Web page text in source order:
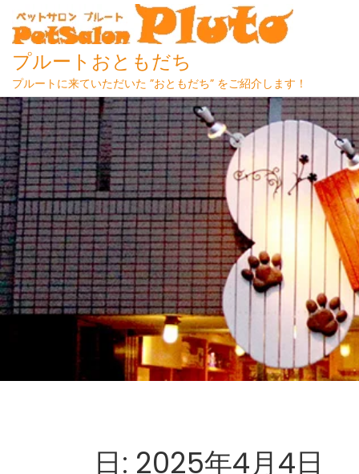
Skip
to
content
プルートおともだち
プルートに来ていただいた ”おともだち” をご紹介します！
日: 2025年4月4日